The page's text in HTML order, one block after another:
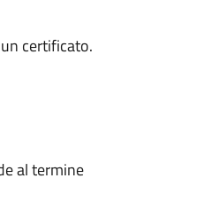
certificato.
al termine